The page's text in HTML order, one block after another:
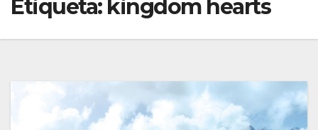
Etiqueta: kingdom hearts